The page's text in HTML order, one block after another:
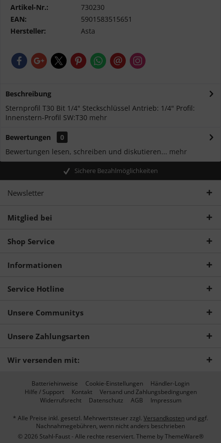
Artikel-Nr.:
730230
EAN:
5901583515651
Hersteller:
Asta
Beschreibung
Sternprofil T30 Bit 1/4" Steckschlüssel Antrieb: 1/4" Profil:
Innenstern-Profil SW:T30 mehr
Bewertungen
0
Bewertungen lesen, schreiben und diskutieren... mehr
Sichere Bezahlmöglichkeiten
Newsletter
Mitglied bei
Shop Service
Informationen
Service Hotline
Unsere Communitys
Unsere Zahlungsarten
Wir versenden mit:
Batteriehinweise Cookie-Einstellungen
Händler-Login
Hilfe / Support
Kontakt
Versand und Zahlungsbedingungen
Widerrufsrecht
Datenschutz AGB Impressum
* Alle Preise inkl. gesetzl. Mehrwertsteuer zzgl. Versandkosten und ggf.
Nachnahmegebühren, wenn nicht anders beschrieben
© 2026 Stahl-Faust - Alle rechte reserviert. Theme byThemeWare®